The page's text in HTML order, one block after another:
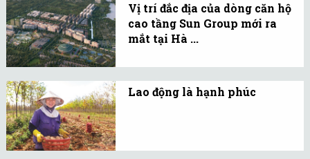
môi trường học tập, làm
việc để lao động Việt
Nam tiếp tục coi nước
này là điểm đến số một.
Vị trí đắc địa của dòng căn hộ
cao tầng Sun Group mới ra
mắt tại Hà ...
World Hà Nam sẽ chính
Lao động là hạnh phúc
tạo hơn, tạo ra những giá